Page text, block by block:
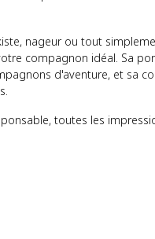
nageur ou tout
compagnon idéal. Sa
d'aventure, et sa
toutes les